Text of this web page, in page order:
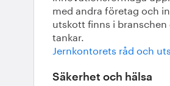
med andra företag och
utskott finns i
tankar.
Jernkontorets råd och
Säkerhet och hälsa